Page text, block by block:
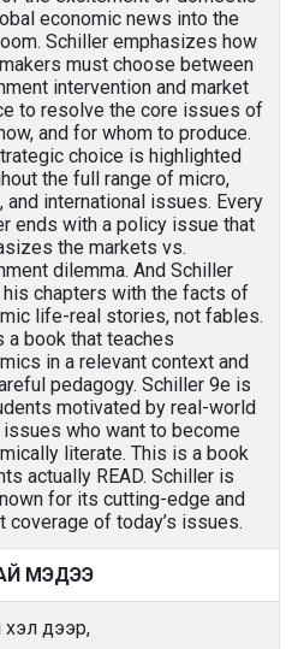
economic news into the
Schiller emphasizes how
must choose between
intervention and market
to resolve the core issues of
and for whom to produce.
choice is highlighted
the full range of micro,
and international issues. Every
ends with a policy issue that
the markets vs.
dilemma. And Schiller
chapters with the facts of
life-real stories, not fables.
a book that teaches
in a relevant context and
pedagogy. Schiller 9e is
motivated by real-world
who want to become
literate. This is a book
actually READ. Schiller is
for its cutting-edge and
coverage of today’s issues.
МЭДЭЭ
хэл дээр,